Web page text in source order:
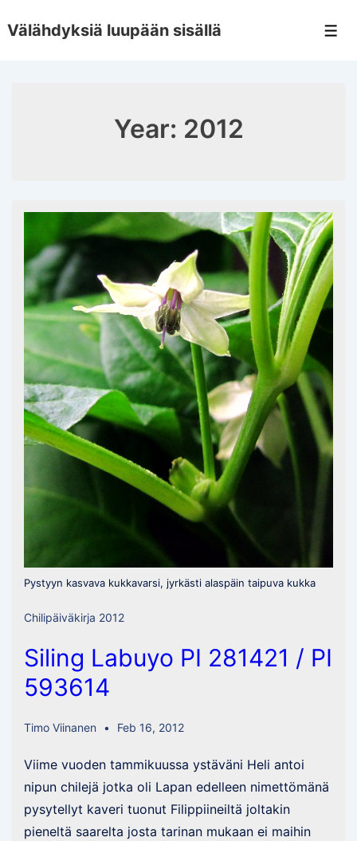
Skip
Välähdyksiä luupään sisällä
Year: 2012
Pystyyn kasvava kukkavarsi, jyrkästi alaspäin taipuva kukka
Chilipäiväkirja 2012
Siling Labuyo PI 281421 / PI
593614
Timo Viinanen Feb 16, 2012
Viime vuoden tammikuussa ystäväni Heli antoi
nipun chilejä jotka oli Lapan edelleen nimettömänä
pysytellyt kaveri tuonut Filippiineiltä joltakin
pieneltä saarelta josta tarinan mukaan ei maihin